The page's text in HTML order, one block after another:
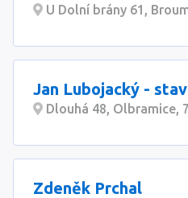
U Dolní brány 61,
Jan Lubojacký -
Dlouhá 48, Olbramice,
Zdeněk Prchal